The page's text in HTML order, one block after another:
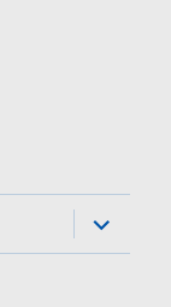
ouvrir
le
sous-